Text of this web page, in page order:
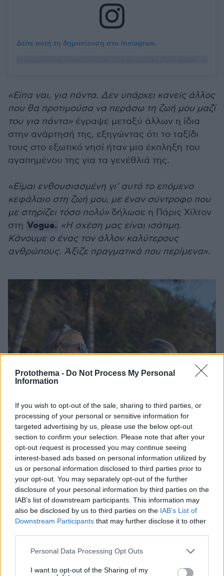
Protothema - Do Not Process My Personal
Information
If you wish to opt-out of the sale, sharing to third parties, or
processing of your personal or sensitive information for
targeted advertising by us, please use the below opt-out
section to confirm your selection. Please note that after your
opt-out request is processed you may continue seeing
interest-based ads based on personal information utilized by
us or personal information disclosed to third parties prior to
your opt-out. You may separately opt-out of the further
disclosure of your personal information by third parties on the
IAB’s list of downstream participants. This information may
also be disclosed by us to third parties on the IAB’s List of
Downstream Participants that may further disclose it to other
Please note that this website/app uses one or more Google
not limited to your visit or usage behaviour. You may click to
Personal Data Processing Opt Outs
I want to opt-out of the Sharing of my
Δείτε αυτή τη δημοσίευση στο Instagram.
«Είπα ναι, για πάντα. Δεν υπάρχει κανείς άλλος
που θα προτιμούσα να περάσω τη ζωή μου μαζί
του για πάντα» έγραψε μεταξύ άλλων η ίδια
στην ανάρτησή της, εξηγώντας ότι το ταξίδι
τους στο εξωτικό νησί ήταν μια έκπληξη του
αγαπημένου της για τα γενέθλιά της.
«Είμαι ενθουσιασμένη γι’ αυτό το επόμενο
κεφάλαιο στη ζωή μου, με έναν σύντροφο που
με στηρίζει τόσο πολύ» δήλωσε η Πάρις Χίλτον
στη Vogue. «Η σχέση μας είναι ισότιμη.
Κάνουμε ο ένας τον άλλον καλύτερους
ανθρώπους. Άξιζε πραγματικά που περίμενα».